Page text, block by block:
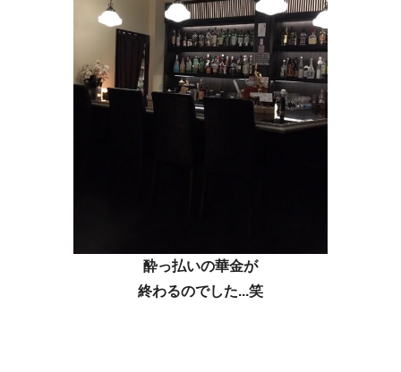
酔っ払いの華金が
終わるのでした...笑